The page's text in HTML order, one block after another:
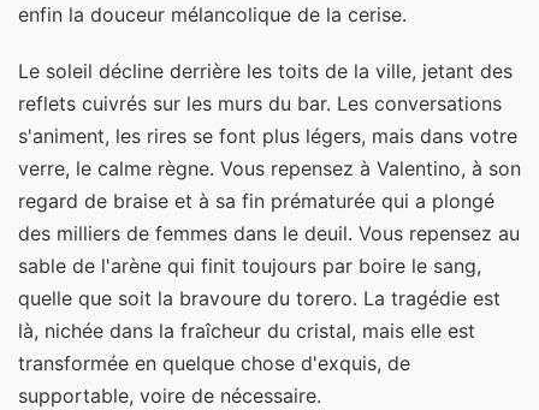
enfin la douceur mélancolique de la cerise.
Le soleil décline derrière les toits de la ville, jetant des
reflets cuivrés sur les murs du bar. Les conversations
s'animent, les rires se font plus légers, mais dans votre
verre, le calme règne. Vous repensez à Valentino, à son
regard de braise et à sa fin prématurée qui a plongé
des milliers de femmes dans le deuil. Vous repensez au
sable de l'arène qui finit toujours par boire le sang,
quelle que soit la bravoure du torero. La tragédie est
là, nichée dans la fraîcheur du cristal, mais elle est
transformée en quelque chose d'exquis, de
supportable, voire de nécessaire.